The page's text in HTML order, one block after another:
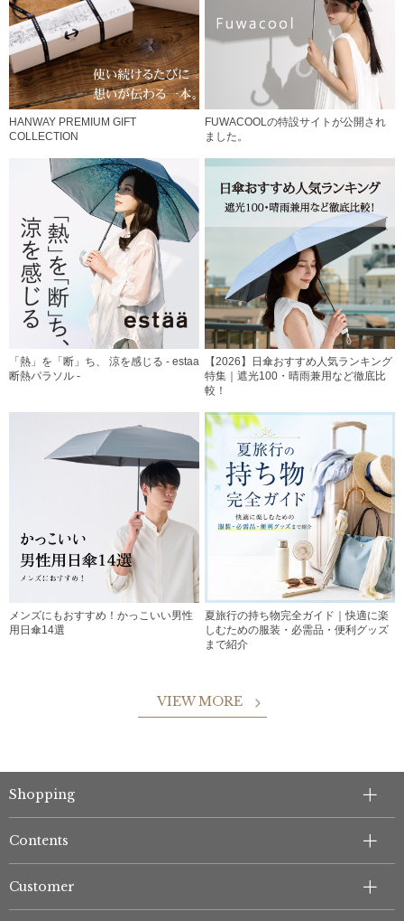
HANWAY PREMIUM GIFT
COLLECTION
FUWACOOLの特設サイトが公開され
ました。
「熱」を「断」ち、 涼を感じる - estaa
断熱パラソル -
【2026】日傘おすすめ人気ランキング
特集｜遮光100・晴雨兼用など徹底比
較！
メンズにもおすすめ！かっこいい男性
用日傘14選
夏旅行の持ち物完全ガイド｜快適に楽
しむための服装・必需品・便利グッズ
まで紹介
VIEW MORE
Shopping
Contents
Customer